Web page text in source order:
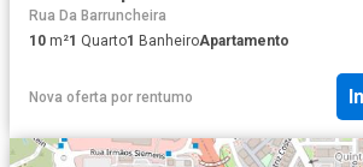
Rua Da Barruncheira
10 m²1 Quarto1 BanheiroApartamento
Nova oferta por rentumo